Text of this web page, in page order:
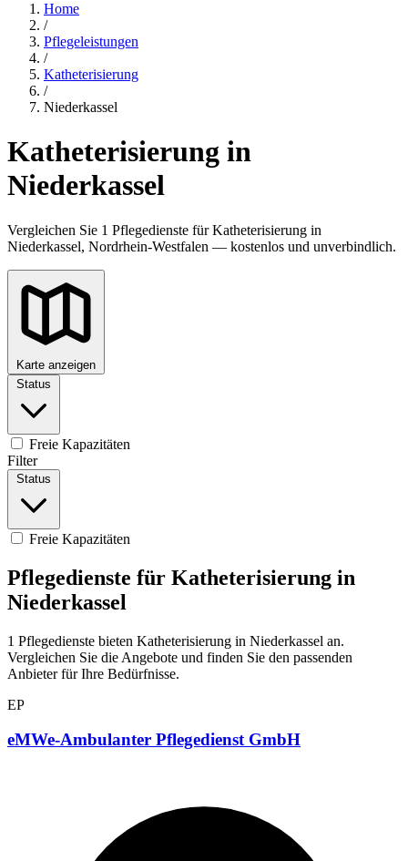
Home
/
Pflegeleistungen
/
Katheterisierung
/
Niederkassel
Katheterisierung in
Niederkassel
Vergleichen Sie 1 Pflegedienste für Katheterisierung in
Niederkassel, Nordrhein-Westfalen — kostenlos und unverbindlich.
Karte anzeigen
Status
Freie Kapazitäten
Filter
Status
Freie Kapazitäten
Pflegedienste für Katheterisierung in
Niederkassel
1 Pflegedienste bieten Katheterisierung in Niederkassel an.
Vergleichen Sie die Angebote und finden Sie den passenden
Anbieter für Ihre Bedürfnisse.
EP
eMWe-Ambulanter Pflegedienst GmbH